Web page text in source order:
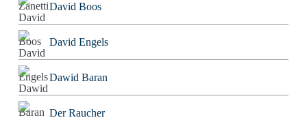
David Boos
David Engels
Dawid Baran
Der Raucher